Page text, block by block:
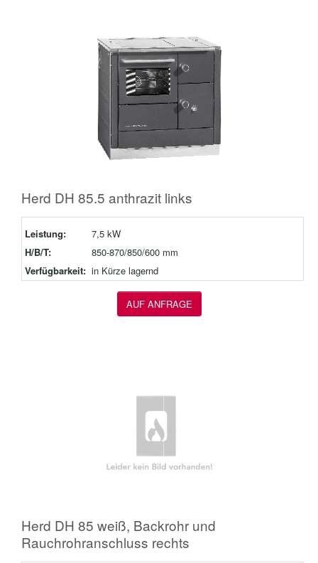
Herd DH 85.5 anthrazit links
Leistung:
7,5 kW
H/B/T:
850-870/850/600 mm
Verfügbarkeit: in Kürze lagernd
AUF ANFRAGE
Herd DH 85 weiß, Backrohr und
Rauchrohranschluss rechts